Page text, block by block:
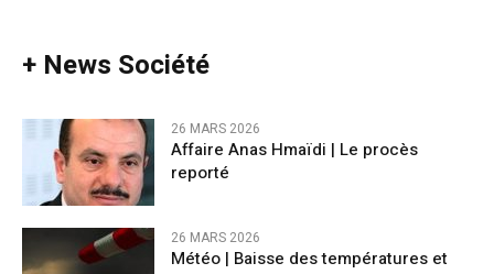
+ News Société
26 MARS 2026
Affaire Anas Hmaïdi | Le procès
reporté
26 MARS 2026
​Météo | Baisse des températures et